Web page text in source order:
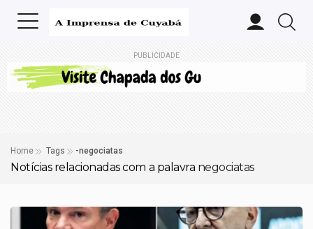
PUBLICIDADE
Home Tags -negociatas
Notícias relacionadas com a palavra negociatas